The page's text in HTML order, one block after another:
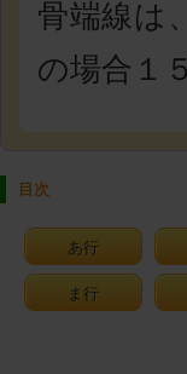
骨端線は
の場合１
目次
あ行
ま行